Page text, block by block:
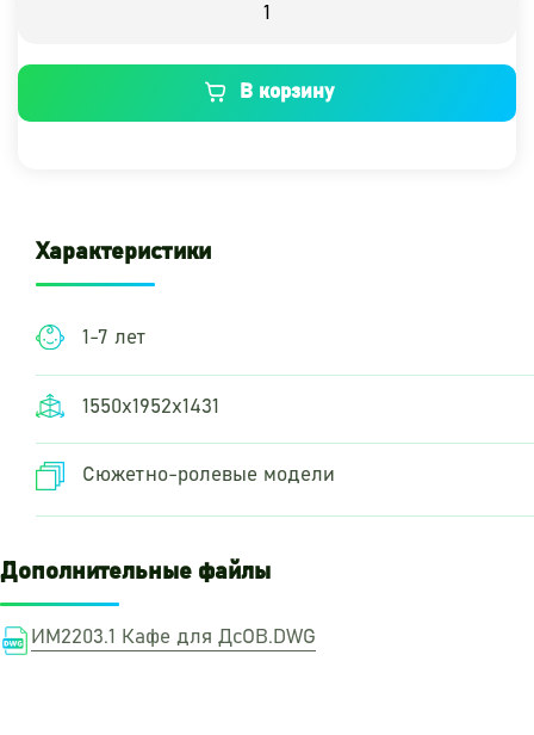
В корзину
Характеристики
1-7 лет
1550х1952х1431
Сюжетно-ролевые модели
Дополнительные файлы
ИМ2203.1 Кафе для ДсОВ.DWG